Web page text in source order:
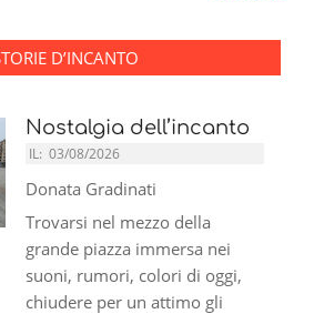
D’INCANTO
Nostalgia dell’incanto
IL: 03/08/2026
Donata Gradinati
Trovarsi nel mezzo della
grande piazza immersa nei
suoni, rumori, colori di oggi,
chiudere per un attimo gli